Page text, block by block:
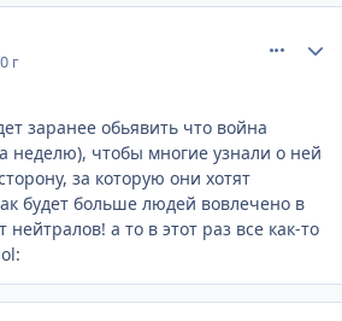
г
заранее обьявить что война
неделю), чтобы многие узнали о ней
за которую они хотят
будет больше людей вовлечено в
а то в этот раз все как-то